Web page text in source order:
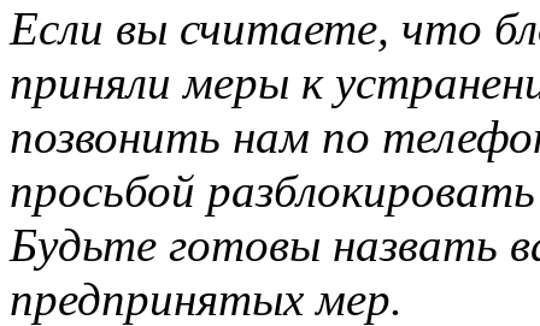
Если вы считаете, что
приняли меры к
позвонить нам по
просьбой
Будьте готовы назвать
предпринятых мер.